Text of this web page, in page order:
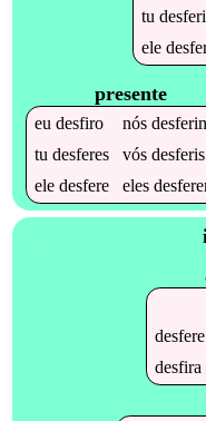
tu
ele
presente
eu desfiro nós
tu desferes vós desferis
ele desfere eles
desfere
desfira